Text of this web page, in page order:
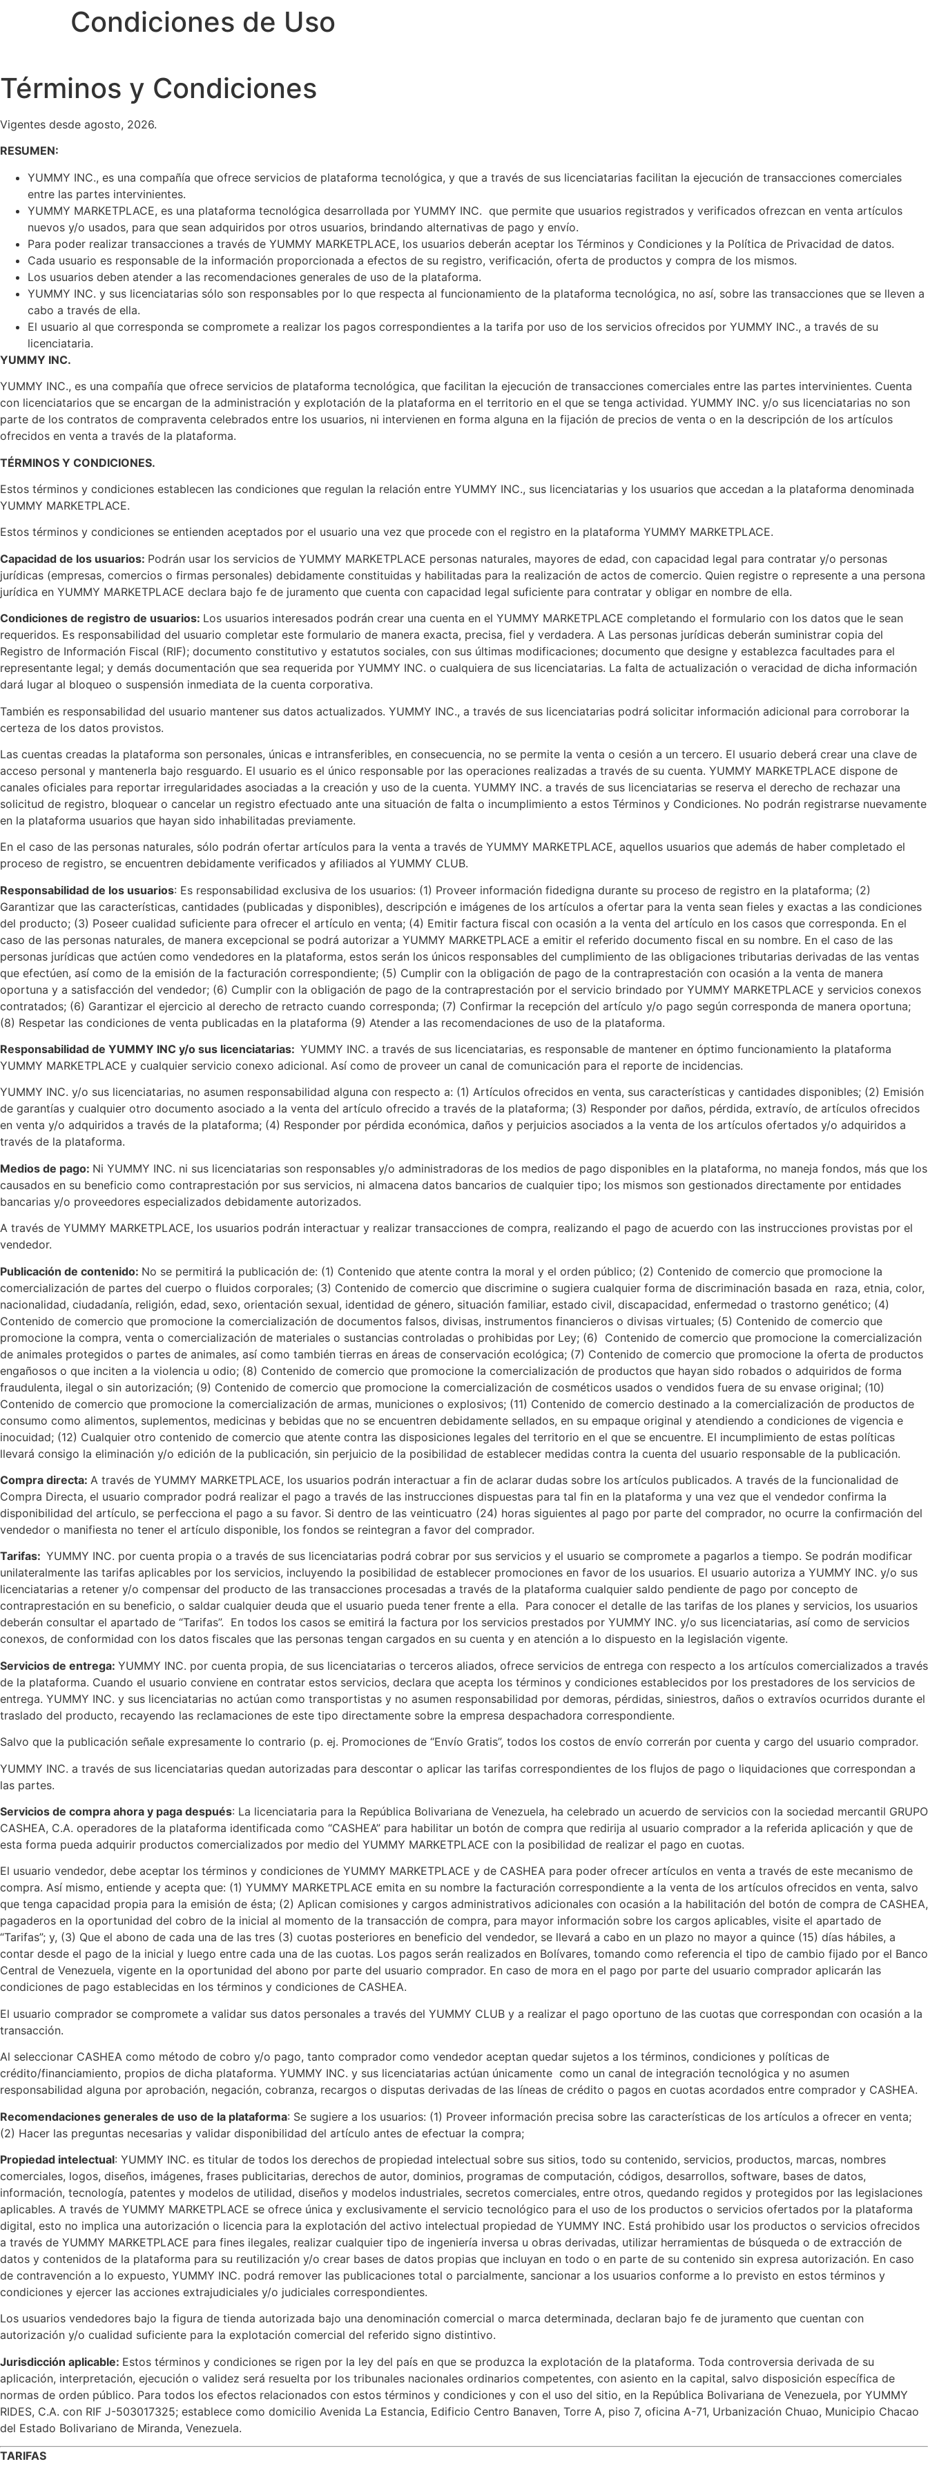
Condiciones de Uso
Términos y Condiciones
Vigentes desde agosto, 2026.
RESUMEN:
YUMMY INC., es una compañía que ofrece servicios de plataforma tecnológica, y que a través de sus licenciatarias facilitan la ejecución de transacciones comerciales
entre las partes intervinientes.
YUMMY MARKETPLACE, es una plataforma tecnológica desarrollada por YUMMY INC. que permite que usuarios registrados y verificados ofrezcan en venta artículos
nuevos y/o usados, para que sean adquiridos por otros usuarios, brindando alternativas de pago y envío.
Para poder realizar transacciones a través de YUMMY MARKETPLACE, los usuarios deberán aceptar los Términos y Condiciones y la Política de Privacidad de datos.
Cada usuario es responsable de la información proporcionada a efectos de su registro, verificación, oferta de productos y compra de los mismos.
Los usuarios deben atender a las recomendaciones generales de uso de la plataforma.
YUMMY INC. y sus licenciatarias sólo son responsables por lo que respecta al funcionamiento de la plataforma tecnológica, no así, sobre las transacciones que se lleven a
cabo a través de ella.
El usuario al que corresponda se compromete a realizar los pagos correspondientes a la tarifa por uso de los servicios ofrecidos por YUMMY INC., a través de su
licenciataria.
YUMMY INC.
YUMMY INC., es una compañía que ofrece servicios de plataforma tecnológica, que facilitan la ejecución de transacciones comerciales entre las partes intervinientes. Cuenta
con licenciatarios que se encargan de la administración y explotación de la plataforma en el territorio en el que se tenga actividad. YUMMY INC. y/o sus licenciatarias no son
parte de los contratos de compraventa celebrados entre los usuarios, ni intervienen en forma alguna en la fijación de precios de venta o en la descripción de los artículos
ofrecidos en venta a través de la plataforma.
TÉRMINOS Y CONDICIONES.
Estos términos y condiciones establecen las condiciones que regulan la relación entre YUMMY INC., sus licenciatarias y los usuarios que accedan a la plataforma denominada
YUMMY MARKETPLACE.
Estos términos y condiciones se entienden aceptados por el usuario una vez que procede con el registro en la plataforma YUMMY MARKETPLACE.
Capacidad de los usuarios: Podrán usar los servicios de YUMMY MARKETPLACE personas naturales, mayores de edad, con capacidad legal para contratar y/o personas
jurídicas (empresas, comercios o firmas personales) debidamente constituidas y habilitadas para la realización de actos de comercio. Quien registre o represente a una persona
jurídica en YUMMY MARKETPLACE declara bajo fe de juramento que cuenta con capacidad legal suficiente para contratar y obligar en nombre de ella.
Condiciones de registro de usuarios: Los usuarios interesados podrán crear una cuenta en el YUMMY MARKETPLACE completando el formulario con los datos que le sean
requeridos. Es responsabilidad del usuario completar este formulario de manera exacta, precisa, fiel y verdadera. A Las personas jurídicas deberán suministrar copia del
Registro de Información Fiscal (RIF); documento constitutivo y estatutos sociales, con sus últimas modificaciones; documento que designe y establezca facultades para el
representante legal; y demás documentación que sea requerida por YUMMY INC. o cualquiera de sus licenciatarias. La falta de actualización o veracidad de dicha información
dará lugar al bloqueo o suspensión inmediata de la cuenta corporativa.
También es responsabilidad del usuario mantener sus datos actualizados. YUMMY INC., a través de sus licenciatarias podrá solicitar información adicional para corroborar la
certeza de los datos provistos.
Las cuentas creadas la plataforma son personales, únicas e intransferibles, en consecuencia, no se permite la venta o cesión a un tercero. El usuario deberá crear una clave de
acceso personal y mantenerla bajo resguardo. El usuario es el único responsable por las operaciones realizadas a través de su cuenta. YUMMY MARKETPLACE dispone de
canales oficiales para reportar irregularidades asociadas a la creación y uso de la cuenta. YUMMY INC. a través de sus licenciatarias se reserva el derecho de rechazar una
solicitud de registro, bloquear o cancelar un registro efectuado ante una situación de falta o incumplimiento a estos Términos y Condiciones. No podrán registrarse nuevamente
en la plataforma usuarios que hayan sido inhabilitadas previamente.
En el caso de las personas naturales, sólo podrán ofertar artículos para la venta a través de YUMMY MARKETPLACE, aquellos usuarios que además de haber completado el
proceso de registro, se encuentren debidamente verificados y afiliados al YUMMY CLUB.
Responsabilidad de los usuarios: Es responsabilidad exclusiva de los usuarios: (1) Proveer información fidedigna durante su proceso de registro en la plataforma; (2)
Garantizar que las características, cantidades (publicadas y disponibles), descripción e imágenes de los artículos a ofertar para la venta sean fieles y exactas a las condiciones
del producto; (3) Poseer cualidad suficiente para ofrecer el artículo en venta; (4) Emitir factura fiscal con ocasión a la venta del artículo en los casos que corresponda. En el
caso de las personas naturales, de manera excepcional se podrá autorizar a YUMMY MARKETPLACE a emitir el referido documento fiscal en su nombre. En el caso de las
personas jurídicas que actúen como vendedores en la plataforma, estos serán los únicos responsables del cumplimiento de las obligaciones tributarias derivadas de las ventas
que efectúen, así como de la emisión de la facturación correspondiente; (5) Cumplir con la obligación de pago de la contraprestación con ocasión a la venta de manera
oportuna y a satisfacción del vendedor; (6) Cumplir con la obligación de pago de la contraprestación por el servicio brindado por YUMMY MARKETPLACE y servicios conexos
contratados; (6) Garantizar el ejercicio al derecho de retracto cuando corresponda; (7) Confirmar la recepción del artículo y/o pago según corresponda de manera oportuna;
(8) Respetar las condiciones de venta publicadas en la plataforma (9) Atender a las recomendaciones de uso de la plataforma.
Responsabilidad de YUMMY INC y/o sus licenciatarias: YUMMY INC. a través de sus licenciatarias, es responsable de mantener en óptimo funcionamiento la plataforma
YUMMY MARKETPLACE y cualquier servicio conexo adicional. Así como de proveer un canal de comunicación para el reporte de incidencias.
YUMMY INC. y/o sus licenciatarias, no asumen responsabilidad alguna con respecto a: (1) Artículos ofrecidos en venta, sus características y cantidades disponibles; (2) Emisión
de garantías y cualquier otro documento asociado a la venta del artículo ofrecido a través de la plataforma; (3) Responder por daños, pérdida, extravío, de artículos ofrecidos
en venta y/o adquiridos a través de la plataforma; (4) Responder por pérdida económica, daños y perjuicios asociados a la venta de los artículos ofertados y/o adquiridos a
través de la plataforma.
Medios de pago: Ni YUMMY INC. ni sus licenciatarias son responsables y/o administradoras de los medios de pago disponibles en la plataforma, no maneja fondos, más que los
causados en su beneficio como contraprestación por sus servicios, ni almacena datos bancarios de cualquier tipo; los mismos son gestionados directamente por entidades
bancarias y/o proveedores especializados debidamente autorizados.
A través de YUMMY MARKETPLACE, los usuarios podrán interactuar y realizar transacciones de compra, realizando el pago de acuerdo con las instrucciones provistas por el
vendedor.
Publicación de contenido: No se permitirá la publicación de: (1) Contenido que atente contra la moral y el orden público; (2) Contenido de comercio que promocione la
comercialización de partes del cuerpo o fluidos corporales; (3) Contenido de comercio que discrimine o sugiera cualquier forma de discriminación basada en raza, etnia, color,
nacionalidad, ciudadanía, religión, edad, sexo, orientación sexual, identidad de género, situación familiar, estado civil, discapacidad, enfermedad o trastorno genético; (4)
Contenido de comercio que promocione la comercialización de documentos falsos, divisas, instrumentos financieros o divisas virtuales; (5) Contenido de comercio que
promocione la compra, venta o comercialización de materiales o sustancias controladas o prohibidas por Ley; (6) Contenido de comercio que promocione la comercialización
de animales protegidos o partes de animales, así como también tierras en áreas de conservación ecológica; (7) Contenido de comercio que promocione la oferta de productos
engañosos o que inciten a la violencia u odio; (8) Contenido de comercio que promocione la comercialización de productos que hayan sido robados o adquiridos de forma
fraudulenta, ilegal o sin autorización; (9) Contenido de comercio que promocione la comercialización de cosméticos usados o vendidos fuera de su envase original; (10)
Contenido de comercio que promocione la comercialización de armas, municiones o explosivos; (11) Contenido de comercio destinado a la comercialización de productos de
consumo como alimentos, suplementos, medicinas y bebidas que no se encuentren debidamente sellados, en su empaque original y atendiendo a condiciones de vigencia e
inocuidad; (12) Cualquier otro contenido de comercio que atente contra las disposiciones legales del territorio en el que se encuentre. El incumplimiento de estas políticas
llevará consigo la eliminación y/o edición de la publicación, sin perjuicio de la posibilidad de establecer medidas contra la cuenta del usuario responsable de la publicación.
Compra directa: A través de YUMMY MARKETPLACE, los usuarios podrán interactuar a fin de aclarar dudas sobre los artículos publicados. A través de la funcionalidad de
Compra Directa, el usuario comprador podrá realizar el pago a través de las instrucciones dispuestas para tal fin en la plataforma y una vez que el vendedor confirma la
disponibilidad del artículo, se perfecciona el pago a su favor. Si dentro de las veinticuatro (24) horas siguientes al pago por parte del comprador, no ocurre la confirmación del
vendedor o manifiesta no tener el artículo disponible, los fondos se reintegran a favor del comprador.
Tarifas: YUMMY INC. por cuenta propia o a través de sus licenciatarias podrá cobrar por sus servicios y el usuario se compromete a pagarlos a tiempo. Se podrán modificar
unilateralmente las tarifas aplicables por los servicios, incluyendo la posibilidad de establecer promociones en favor de los usuarios. El usuario autoriza a YUMMY INC. y/o sus
licenciatarias a retener y/o compensar del producto de las transacciones procesadas a través de la plataforma cualquier saldo pendiente de pago por concepto de
contraprestación en su beneficio, o saldar cualquier deuda que el usuario pueda tener frente a ella. Para conocer el detalle de las tarifas de los planes y servicios, los usuarios
deberán consultar el apartado de “Tarifas”. En todos los casos se emitirá la factura por los servicios prestados por YUMMY INC. y/o sus licenciatarias, así como de servicios
conexos, de conformidad con los datos fiscales que las personas tengan cargados en su cuenta y en atención a lo dispuesto en la legislación vigente.
Servicios de entrega: YUMMY INC. por cuenta propia, de sus licenciatarias o terceros aliados, ofrece servicios de entrega con respecto a los artículos comercializados a través
de la plataforma. Cuando el usuario conviene en contratar estos servicios, declara que acepta los términos y condiciones establecidos por los prestadores de los servicios de
entrega. YUMMY INC. y sus licenciatarias no actúan como transportistas y no asumen responsabilidad por demoras, pérdidas, siniestros, daños o extravíos ocurridos durante el
traslado del producto, recayendo las reclamaciones de este tipo directamente sobre la empresa despachadora correspondiente.
Salvo que la publicación señale expresamente lo contrario (p. ej. Promociones de “Envío Gratis”, todos los costos de envío correrán por cuenta y cargo del usuario comprador.
YUMMY INC. a través de sus licenciatarias quedan autorizadas para descontar o aplicar las tarifas correspondientes de los flujos de pago o liquidaciones que correspondan a
las partes.
Servicios de compra ahora y paga después: La licenciataria para la República Bolivariana de Venezuela, ha celebrado un acuerdo de servicios con la sociedad mercantil GRUPO
CASHEA, C.A. operadores de la plataforma identificada como “CASHEA” para habilitar un botón de compra que redirija al usuario comprador a la referida aplicación y que de
esta forma pueda adquirir productos comercializados por medio del YUMMY MARKETPLACE con la posibilidad de realizar el pago en cuotas.
El usuario vendedor, debe aceptar los términos y condiciones de YUMMY MARKETPLACE y de CASHEA para poder ofrecer artículos en venta a través de este mecanismo de
compra. Así mismo, entiende y acepta que: (1) YUMMY MARKETPLACE emita en su nombre la facturación correspondiente a la venta de los artículos ofrecidos en venta, salvo
que tenga capacidad propia para la emisión de ésta; (2) Aplican comisiones y cargos administrativos adicionales con ocasión a la habilitación del botón de compra de CASHEA,
pagaderos en la oportunidad del cobro de la inicial al momento de la transacción de compra, para mayor información sobre los cargos aplicables, visite el apartado de
“Tarifas”; y, (3) Que el abono de cada una de las tres (3) cuotas posteriores en beneficio del vendedor, se llevará a cabo en un plazo no mayor a quince (15) días hábiles, a
contar desde el pago de la inicial y luego entre cada una de las cuotas. Los pagos serán realizados en Bolívares, tomando como referencia el tipo de cambio fijado por el Banco
Central de Venezuela, vigente en la oportunidad del abono por parte del usuario comprador. En caso de mora en el pago por parte del usuario comprador aplicarán las
condiciones de pago establecidas en los términos y condiciones de CASHEA.
El usuario comprador se compromete a validar sus datos personales a través del YUMMY CLUB y a realizar el pago oportuno de las cuotas que correspondan con ocasión a la
transacción.
Al seleccionar CASHEA como método de cobro y/o pago, tanto comprador como vendedor aceptan quedar sujetos a los términos, condiciones y políticas de
crédito/financiamiento, propios de dicha plataforma. YUMMY INC. y sus licenciatarias actúan únicamente como un canal de integración tecnológica y no asumen
responsabilidad alguna por aprobación, negación, cobranza, recargos o disputas derivadas de las líneas de crédito o pagos en cuotas acordados entre comprador y CASHEA.
Recomendaciones generales de uso de la plataforma: Se sugiere a los usuarios: (1) Proveer información precisa sobre las características de los artículos a ofrecer en venta;
(2) Hacer las preguntas necesarias y validar disponibilidad del artículo antes de efectuar la compra;
Propiedad intelectual: YUMMY INC. es titular de todos los derechos de propiedad intelectual sobre sus sitios, todo su contenido, servicios, productos, marcas, nombres
comerciales, logos, diseños, imágenes, frases publicitarias, derechos de autor, dominios, programas de computación, códigos, desarrollos, software, bases de datos,
información, tecnología, patentes y modelos de utilidad, diseños y modelos industriales, secretos comerciales, entre otros, quedando regidos y protegidos por las legislaciones
aplicables. A través de YUMMY MARKETPLACE se ofrece única y exclusivamente el servicio tecnológico para el uso de los productos o servicios ofertados por la plataforma
digital, esto no implica una autorización o licencia para la explotación del activo intelectual propiedad de YUMMY INC. Está prohibido usar los productos o servicios ofrecidos
a través de YUMMY MARKETPLACE para fines ilegales, realizar cualquier tipo de ingeniería inversa u obras derivadas, utilizar herramientas de búsqueda o de extracción de
datos y contenidos de la plataforma para su reutilización y/o crear bases de datos propias que incluyan en todo o en parte de su contenido sin expresa autorización. En caso
de contravención a lo expuesto, YUMMY INC. podrá remover las publicaciones total o parcialmente, sancionar a los usuarios conforme a lo previsto en estos términos y
condiciones y ejercer las acciones extrajudiciales y/o judiciales correspondientes.
Los usuarios vendedores bajo la figura de tienda autorizada bajo una denominación comercial o marca determinada, declaran bajo fe de juramento que cuentan con
autorización y/o cualidad suficiente para la explotación comercial del referido signo distintivo.
Jurisdicción aplicable: Estos términos y condiciones se rigen por la ley del país en que se produzca la explotación de la plataforma. Toda controversia derivada de su
aplicación, interpretación, ejecución o validez será resuelta por los tribunales nacionales ordinarios competentes, con asiento en la capital, salvo disposición específica de
normas de orden público. Para todos los efectos relacionados con estos términos y condiciones y con el uso del sitio, en la República Bolivariana de Venezuela, por YUMMY
RIDES, C.A. con RIF J-503017325; establece como domicilio Avenida La Estancia, Edificio Centro Banaven, Torre A, piso 7, oficina A-71, Urbanización Chuao, Municipio Chacao
del Estado Bolivariano de Miranda, Venezuela.
TARIFAS